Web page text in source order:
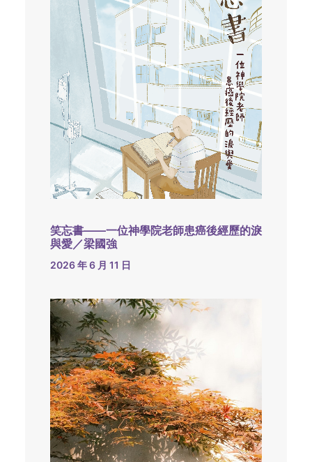
笑忘書——一位神學院老師患癌後經歷的淚
與愛／梁國強
2026 年 6 月 11 日